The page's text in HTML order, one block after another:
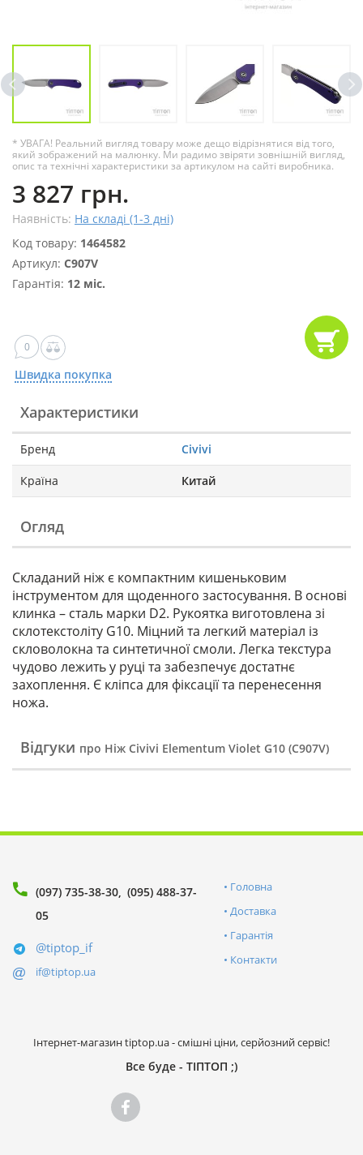
* УВАГА! Реальний вигляд товару може дещо відрізнятися від того,
який зображений на малюнку. Ми радимо звіряти зовнішній вигляд,
опис та технічні характеристики за артикулом на сайті виробника.
3 827 грн.
Наявність: На складі (1-3 дні)
Код товару: 1464582
Артикул: C907V
Гарантія: 12 міс.
0
Швидка покупка
Характеристики
Бренд Civivi
Країна Китай
Огляд
Складаний ніж є компактним кишеньковим
інструментом для щоденного застосування. В основі
клинка – сталь марки D2. Рукоятка виготовлена зі
склотекстоліту G10. Міцний та легкий матеріал із
скловолокна та синтетичної смоли. Легка текстура
чудово лежить у руці та забезпечує достатнє
захоплення. Є кліпса для фіксації та перенесення
ножа.
Відгуки про Ніж Civivi Elementum Violet G10 (C907V)
(097) 735-38-30 (095) 488-37-
05
@tiptop_if
if@tiptop.ua
Головна
Доставка
Гарантія
Контакти
Інтернет-магазин tiptop.ua - смішні ціни, серйозний сервіс!
Все буде - ТІПТОП ;)